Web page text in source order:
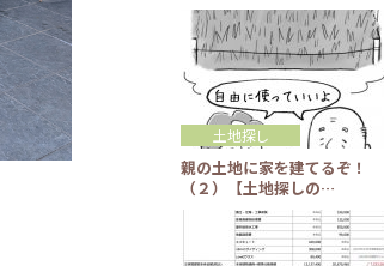
親の土地に家を建てるぞ！
（２）【土地探しの…
土地探し